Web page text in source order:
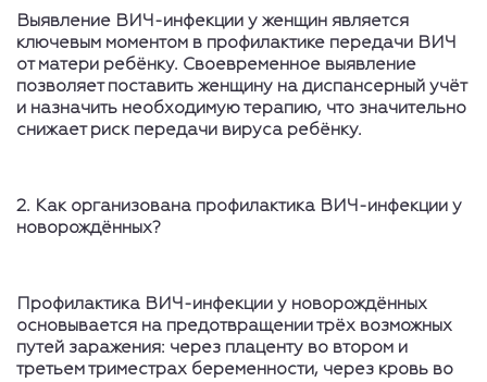
Выявление ВИЧ-инфекции у женщин является
ключевым моментом в профилактике передачи ВИЧ
от матери ребёнку. Своевременное выявление
позволяет поставить женщину на диспансерный учёт
и назначить необходимую терапию, что значительно
снижает риск передачи вируса ребёнку.
2. Как организована профилактика ВИЧ-инфекции у
новорождённых?
Профилактика ВИЧ-инфекции у новорождённых
основывается на предотвращении трёх возможных
путей заражения: через плаценту во втором и
третьем триместрах беременности, через кровь во